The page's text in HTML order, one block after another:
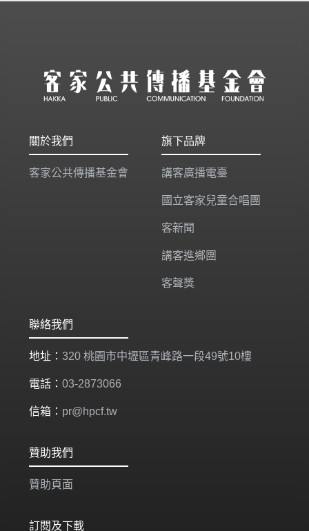
關於我們
客家公共傳播基金會
旗下品牌
講客廣播電臺
國立客家兒童合唱團
客新聞
講客進鄉團
客聲獎
聯絡我們
地址： 320 桃園市中壢區青峰路一段49號10樓
電話： 03-2873066
信箱： pr@hpcf.tw
贊助我們
贊助頁面
訂閱及下載